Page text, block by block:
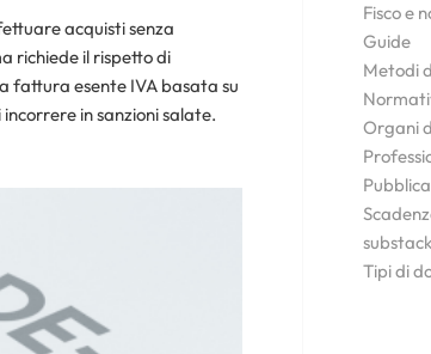
acquisti senza
richiede il rispetto di
fattura esente IVA basata su
in sanzioni salate.
Fisco e
Guide
Metodi
Organi
substack
Tipi di